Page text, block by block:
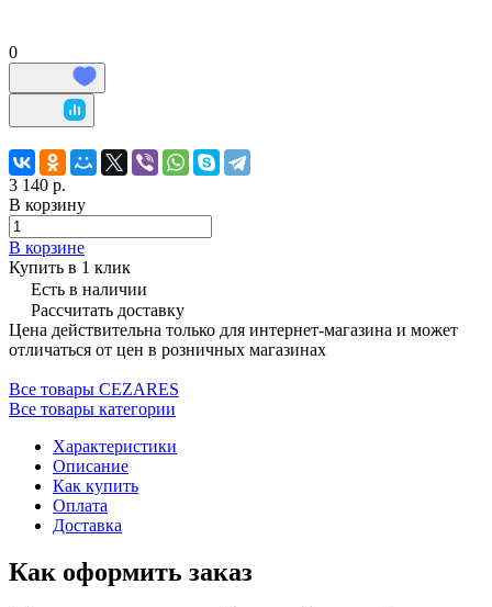
0
3 140 р.
В корзину
В корзине
Купить в 1 клик
Есть в наличии
Рассчитать доставку
Цена действительна только для интернет-магазина и может
отличаться от цен в розничных магазинах
Все товары CEZARES
Все товары категории
Характеристики
Описание
Как купить
Оплата
Доставка
Как оформить заказ